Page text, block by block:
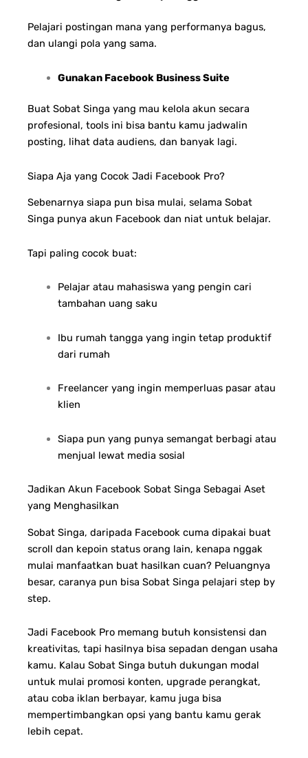
Pelajari postingan mana yang performanya bagus,
dan ulangi pola yang sama.
Gunakan Facebook Business Suite
Buat Sobat Singa yang mau kelola akun secara
profesional, tools ini bisa bantu kamu jadwalin
posting, lihat data audiens, dan banyak lagi.
Siapa Aja yang Cocok Jadi Facebook Pro?
Sebenarnya siapa pun bisa mulai, selama Sobat
Singa punya akun Facebook dan niat untuk belajar.
Tapi paling cocok buat:
Pelajar atau mahasiswa yang pengin cari
tambahan uang saku
Ibu rumah tangga yang ingin tetap produktif
dari rumah
Freelancer yang ingin memperluas pasar atau
klien
Siapa pun yang punya semangat berbagi atau
menjual lewat media sosial
Jadikan Akun Facebook Sobat Singa Sebagai Aset
yang Menghasilkan
Sobat Singa, daripada Facebook cuma dipakai buat
scroll dan kepoin status orang lain, kenapa nggak
mulai manfaatkan buat hasilkan cuan? Peluangnya
besar, caranya pun bisa Sobat Singa pelajari step by
step.
Jadi Facebook Pro memang butuh konsistensi dan
kreativitas, tapi hasilnya bisa sepadan dengan usaha
kamu. Kalau Sobat Singa butuh dukungan modal
untuk mulai promosi konten, upgrade perangkat,
atau coba iklan berbayar, kamu juga bisa
mempertimbangkan opsi yang bantu kamu gerak
lebih cepat.